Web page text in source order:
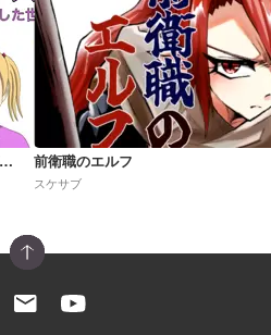
ボトムレッスン(履くって概念が崩壊した世界)R18 前衛職のエルフ
スケサブ